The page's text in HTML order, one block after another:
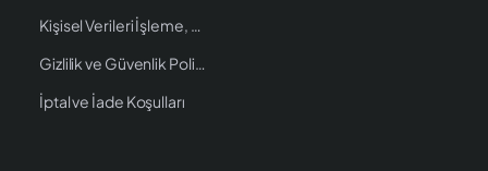
Kişisel Verileri İşleme, Saklama ve İmha Politikası
Gizlilik ve Güvenlik Politikası
İptal ve İade Koşulları